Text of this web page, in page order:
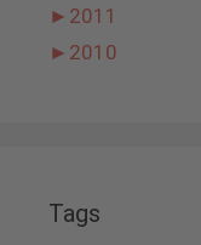
► 2011
► 2010
Tags